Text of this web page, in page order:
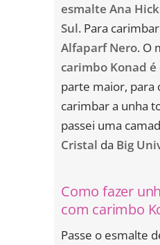
esmalte Ana
Sul. Para
Alfaparf Nero. O
carimbo Konad
parte maior, para
carimbar a unha
passei uma
Cristal da Big
Como fazer
com carimbo
Passe o esmalte